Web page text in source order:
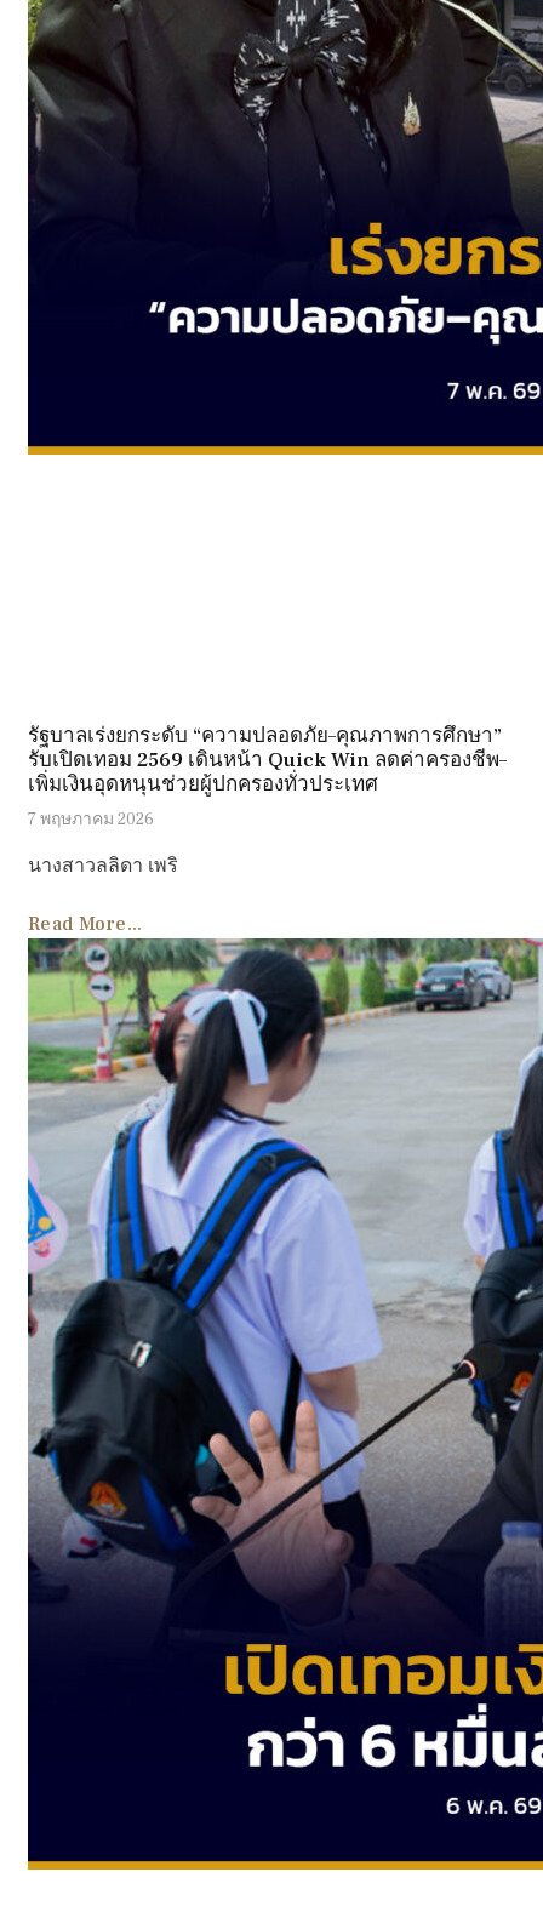
รัฐบาลเร่งยกระดับ “ความปลอดภัย–คุณภาพการศึกษา”
รับเปิดเทอม 2569 เดินหน้า Quick Win ลดค่าครองชีพ–
เพิ่มเงินอุดหนุนช่วยผู้ปกครองทั่วประเทศ
7 พฤษภาคม 2026
นางสาวลลิดา เพริ
Read More...